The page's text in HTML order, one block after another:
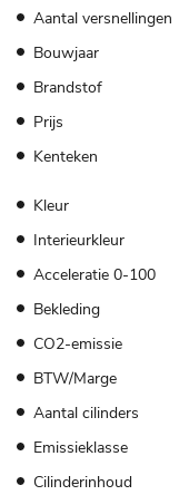
Aantal versnellingen
Bouwjaar
Brandstof
Prijs
Kenteken
Kleur
Interieurkleur
Acceleratie 0-100
Bekleding
CO2-emissie
BTW/Marge
Aantal cilinders
Emissieklasse
Cilinderinhoud